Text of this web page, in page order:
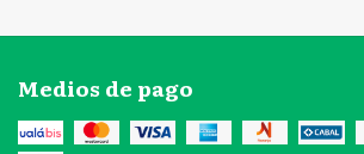
Medios de pago